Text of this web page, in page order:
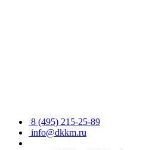
8 (495) 215-25-89
info@dkkm.ru